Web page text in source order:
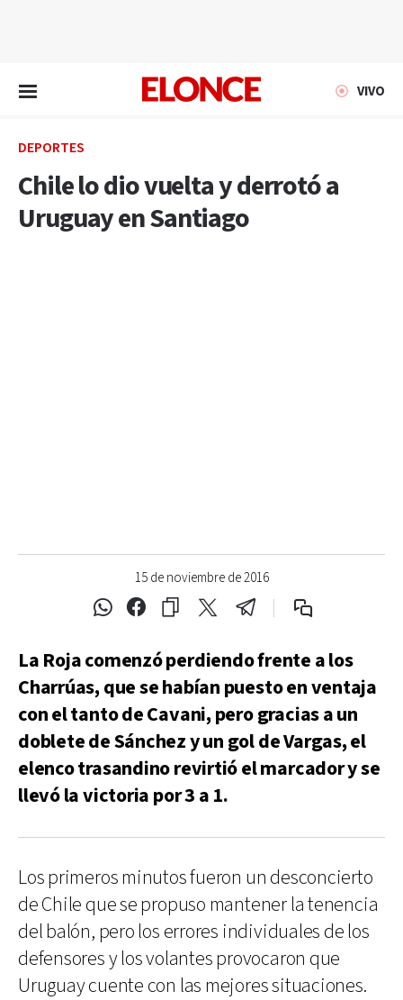
VIVO
DEPORTES
Chile lo dio vuelta y derrotó a
Uruguay en Santiago
15 de noviembre de 2016
La Roja comenzó perdiendo frente a los
Charrúas, que se habían puesto en ventaja
con el tanto de Cavani, pero gracias a un
doblete de Sánchez y un gol de Vargas, el
elenco trasandino revirtió el marcador y se
llevó la victoria por 3 a 1.
Los primeros minutos fueron un desconcierto
de Chile que se propuso mantener la tenencia
del balón, pero los errores individuales de los
defensores y los volantes provocaron que
Uruguay cuente con las mejores situaciones.